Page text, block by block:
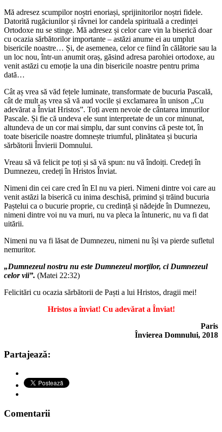
Mă adresez scumpilor noștri enoriași, sprijinitorilor noștri fidele.
Datorită rugăciunilor și râvnei lor candela spirituală a credinței
Ortodoxe nu se stinge. Mă adresez și celor care vin la biserică doar
cu ocazia sărbătorilor importante – astăzi anume ei au umplut
bisericile noastre… Și, de asemenea, celor ce fiind în călătorie sau la
un loc nou, într-un anumit oraș, găsind adresa parohiei ortodoxe, au
venit astăzi cu emoție la una din bisericile noastre pentru prima
dată…
Cât aș vrea să văd fețele luminate, transformate de bucuria Pascală,
cât de mult aș vrea să vă aud vocile și exclamarea în unison „Cu
adevărat a Înviat Hristos”. Toți avem nevoie de cântarea imnurilor
Pascale. Și fie că undeva ele sunt interpretate de un cor minunat,
altundeva de un cor mai simplu, dar sunt convins că peste tot, în
toate bisericile noastre domnește triumful, plinătatea și bucuria
sărbătorii Învierii Domnului.
Vreau să vă felicit pe toți și să vă spun: nu vă îndoiți. Credeți în
Dumnezeu, credeți în Hristos Înviat.
Nimeni din cei care cred în El nu va pieri. Nimeni dintre voi care au
venit astăzi la biserică cu inima deschisă, primind și trăind bucuria
Paștelui ca o bucurie proprie, cu credință și nădejde în Dumnezeu,
nimeni dintre voi nu va muri, nu va pleca la întuneric, nu va fi dat
uitării.
Nimeni nu va fi lăsat de Dumnezeu, nimeni nu își va pierde sufletul
nemuritor.
„Dumnezeul nostru nu este Dumnezeul morților, ci Dumnezeul
celor vii”. (Matei 22:32)
Felicitări cu ocazia sărbătorii de Paști a lui Hristos, dragii mei!
Hristos a înviat! Cu adevărat a Înviat!
Paris
Învierea Domnului, 2018
Partajează:
Comentarii